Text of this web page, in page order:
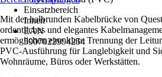
Einsatzbereich
Innen
EAN
5907022994254
Mit der halbrunden Kabelbrücke von
ordentliches und elegantes
ermöglichen eine klare Trennung der
PVC-Ausführung für Langlebigkeit und
Wohnräume, Büros oder Werkstätten.